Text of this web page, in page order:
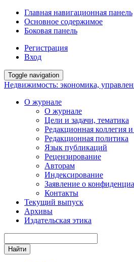
Главная навигационная панель
Основное содержимое
Боковая панель
Регистрация
Вход
Toggle navigation
Недвижимость: экономика,
О журнале
О журнале
Цели и задачи, тематика
Редакционная коллегия
Редакционная политика
Язык публикаций
Рецензирование
Авторам
Индексирование
Заявление о
Контакты
Текущий выпуск
Архивы
Издательская этика
Найти